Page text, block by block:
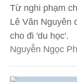
Từ nghi phạm
Lê Văn Nguyên
cho đi 'du học'.
Nguyễn Ngọc